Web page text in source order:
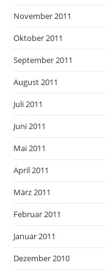
November 2011
Oktober 2011
September 2011
August 2011
Juli 2011
Juni 2011
Mai 2011
April 2011
März 2011
Februar 2011
Januar 2011
Dezember 2010